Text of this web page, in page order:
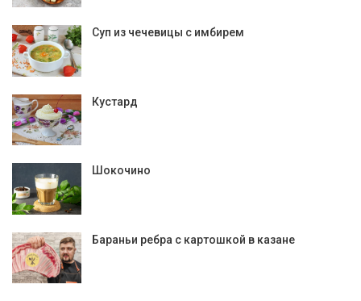
Суп из чечевицы с имбирем
Кустард
Шокочино
Бараньи ребра с картошкой в казане